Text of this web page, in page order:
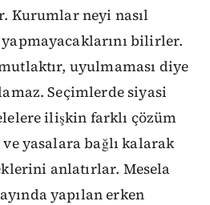
Kurumlar neyi nasıl
bilirler.
uyulmaması diye
Seçimlerde siyasi
ilişkin farklı çözüm
yasalara bağlı kalarak
anlatırlar. Mesela
yapılan erken